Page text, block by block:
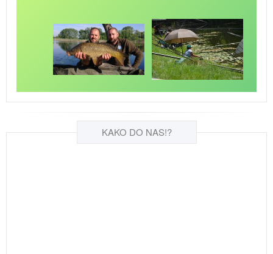
KAKO DO NAS!?